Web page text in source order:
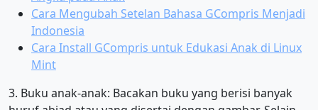
Cara Mengubah Setelan Bahasa GCompris Menjadi
Indonesia
Cara Install GCompris untuk Edukasi Anak di Linux
Mint
3. Buku anak-anak: Bacakan buku yang berisi banyak